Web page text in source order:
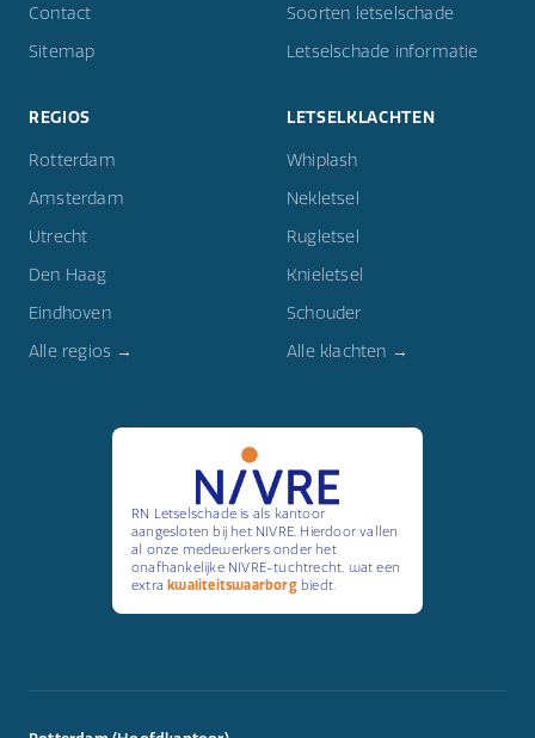
Contact
Sitemap
Soorten letselschade
Letselschade informatie
REGIOS
Rotterdam
Amsterdam
Utrecht
Den Haag
Eindhoven
Alle regios →
LETSELKLACHTEN
Whiplash
Nekletsel
Rugletsel
Knieletsel
Schouder
Alle klachten →
RN Letselschade is als kantoor
aangesloten bij het NIVRE. Hierdoor vallen
al onze medewerkers onder het
onafhankelijke NIVRE-tuchtrecht, wat een
extra kwaliteitswaarborgbiedt.